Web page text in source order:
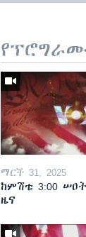
ማርች 31, 2025
ከምሽቱ 3:00
ዜና